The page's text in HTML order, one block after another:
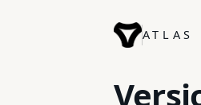
ATLAS